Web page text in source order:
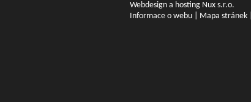
Webdesign a hosting Nux s.r.o.
Informace o webu
Mapa stránek